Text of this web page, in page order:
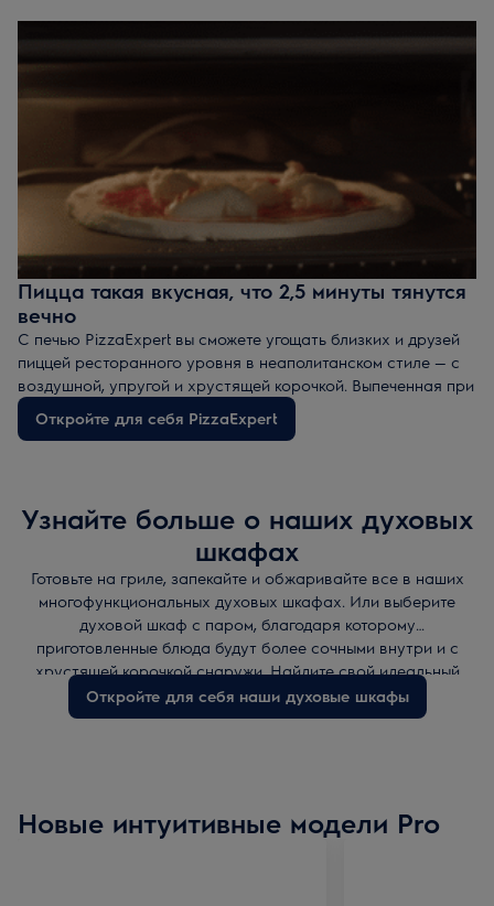
Пицца такая вкусная, что 2,5 минуты тянутся
вечно
С печью PizzaExpert вы сможете угощать близких и друзей
пиццей ресторанного уровня в неаполитанском стиле — с
воздушной, упругой и хрустящей корочкой. Выпеченная при
340°C всего за 2,5 минуты*, эта пицца настолько вкусная,
что печь одобрена Итальянской академией пиццы.
подтверждённых Scuola Italiana Pizzaioli.
Откройте для себя PizzaExpert
Узнайте больше о наших духовых
шкафах
Готовьте на гриле, запекайте и обжаривайте все в наших
многофункциональных духовых шкафах. Или выберите
духовой шкаф с паром, благодаря которому
приготовленные блюда будут более сочными внутри и с
хрустящей корочкой снаружи. Найдите свой идеальный
духовой шкаф с помощью наших советов по выбору
техники!
Откройте для себя наши духовые шкафы
Новые интуитивные модели Pro